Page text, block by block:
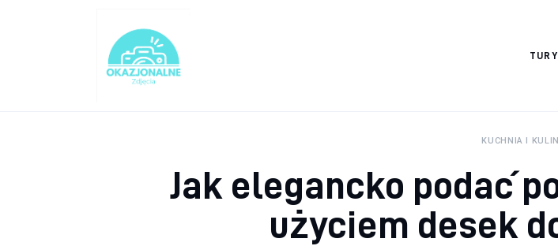
okazjonalne-
KUCHNIA I
Jak elegancko podać
użyciem desek